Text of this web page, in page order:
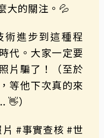
大的關注。💦
進步到這種程
代。大家一定要
片騙了！（至於
等他下次真的來
）
#事實查核 #世